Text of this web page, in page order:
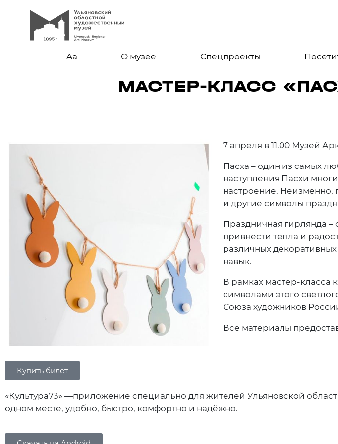
Aa О музее Спецпроекты
МАСТЕР-КЛАСС
Купить билет
7 апреля в 11.00 Музей
Пасха – один из самых
наступления Пасхи
настроение. Неизменно,
и другие символы
Праздничная гирлянда –
привнести тепла и
различных
навык.
В рамках мастер-класса
символами этого
Союза художников
Все материалы
«Культура73» —приложение специально для жителей Ульяновской
одном месте, удобно, быстро, комфортно и надёжно.